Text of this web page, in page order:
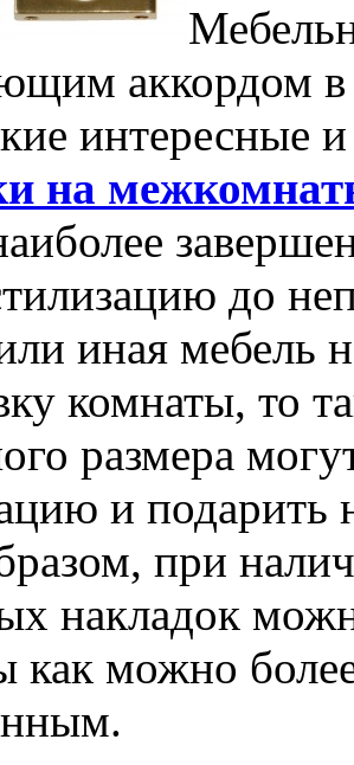
аккордом
интересные
на
до
иная мебель
комнаты, то
размера
и подарить
при
накладок
как можно